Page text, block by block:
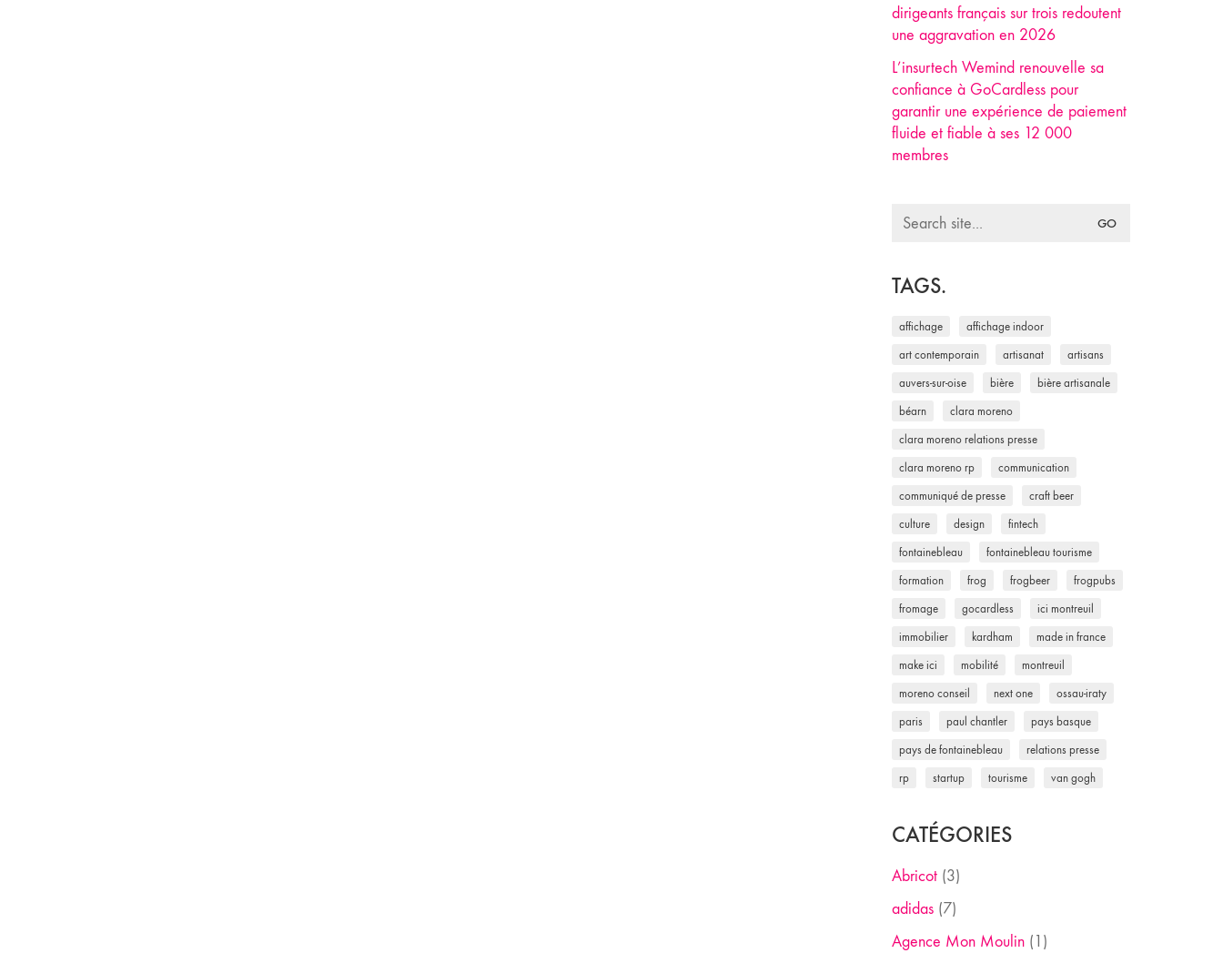
dirigeants français sur trois redoutent
une aggravation en 2026
L’insurtech Wemind renouvelle sa
confiance à GoCardless pour
garantir une expérience de paiement
fluide et fiable à ses 12 000
membres
Search
TAGS.
affichage affichage indoor
art contemporain artisanat artisans
auvers-sur-oise bière bière artisanale
béarn clara moreno
clara moreno relations presse
clara moreno rp communication
communiqué de presse craft beer
culture design fintech
fontainebleau fontainebleau tourisme
formation frog frogbeer frogpubs
fromage gocardless ici montreuil
immobilier kardham made in france
make ici mobilité montreuil
moreno conseil next one ossau-iraty
paris paul chantler pays basque
pays de fontainebleau relations presse
rp startup tourisme van gogh
CATÉGORIES
Abricot(3)
adidas(7)
Agence Mon Moulin(1)